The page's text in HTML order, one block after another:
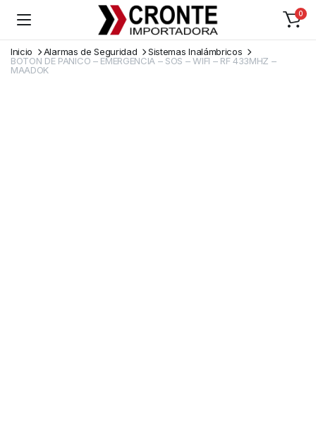
0
Inicio Alarmas de Seguridad
Sistemas Inalámbricos
BOTON DE PANICO – EMERGENCIA – SOS – WIFI – RF 433MHZ –
MAADOK